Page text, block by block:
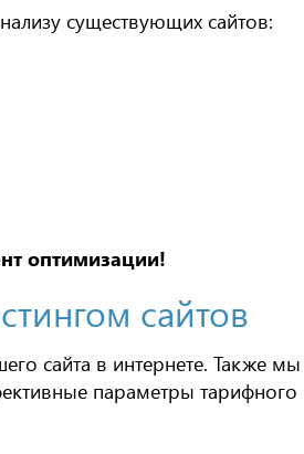
существующих сайтов:
оптимизации!
сайтов
сайта в интернете. Также мы
параметры тарифного